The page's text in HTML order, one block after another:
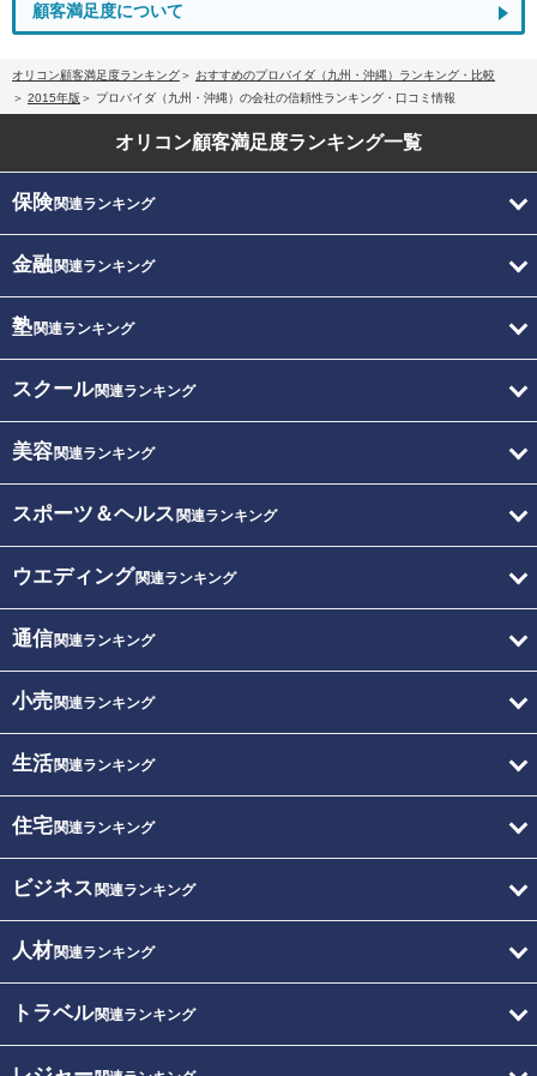
顧客満足度について
オリコン顧客満足度ランキング
おすすめのプロバイダ（九州・沖縄）ランキング・比較
2015年版
プロバイダ（九州・沖縄）の会社の信頼性ランキング・口コミ情報
オリコン顧客満足度ランキング一覧
保険関連ランキング
金融関連ランキング
塾関連ランキング
スクール関連ランキング
美容関連ランキング
スポーツ＆ヘルス 関連ランキング
ウエディング関連ランキング
通信関連ランキング
小売関連ランキング
生活関連ランキング
住宅関連ランキング
ビジネス 関連ランキング
人材関連ランキング
トラベル関連ランキング